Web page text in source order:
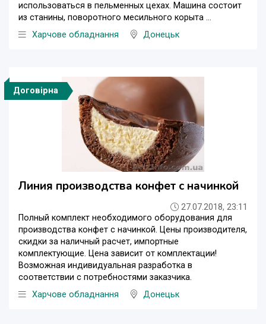
использоваться в пельменных цехах. Машина состоит
из станины, поворотного месильного корыта ...
Харчове обладнання
Донецьк
Договірна
Линия производства конфет с начинкой
27.07.2018, 23:11
Полный комплект необходимого оборудования для
производства конфет с начинкой. Цены производителя,
скидки за наличный расчет, импортные
комплектующие. Цена зависит от комплектации!
Возможная индивидуальная разработка в
соответствии с потребностями заказчика.
Харчове обладнання
Донецьк